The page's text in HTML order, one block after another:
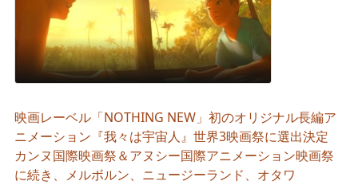
映画レーベル「NOTHING NEW」初のオリジナル長編ア
ニメーション『我々は宇宙人』世界3映画祭に選出決定
カンヌ国際映画祭＆アヌシー国際アニメーション映画祭
に続き、メルボルン、ニュージーランド、オタワ